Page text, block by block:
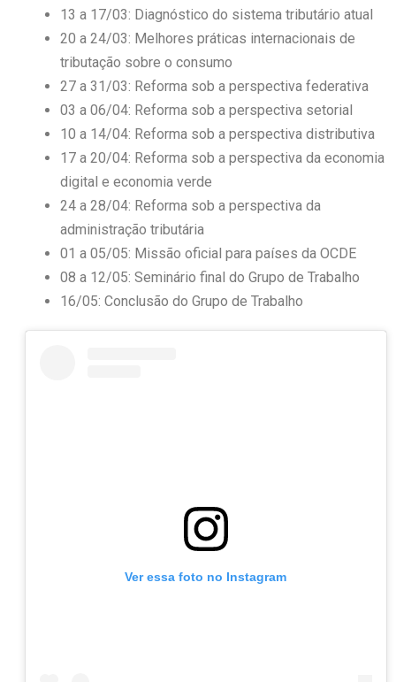
13 a 17/03: Diagnóstico do sistema tributário atual
20 a 24/03: Melhores práticas internacionais de
tributação sobre o consumo
27 a 31/03: Reforma sob a perspectiva federativa
03 a 06/04: Reforma sob a perspectiva setorial
10 a 14/04: Reforma sob a perspectiva distributiva
17 a 20/04: Reforma sob a perspectiva da economia
digital e economia verde
24 a 28/04: Reforma sob a perspectiva da
administração tributária
01 a 05/05: Missão oficial para países da OCDE
08 a 12/05: Seminário final do Grupo de Trabalho
16/05: Conclusão do Grupo de Trabalho
Ver essa foto no Instagram